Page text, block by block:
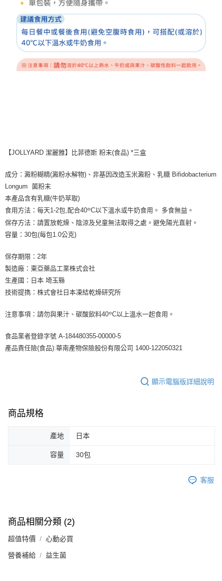
【JOLLYARD 潔麗雅】比菲德斯 粉末(食品) *三盒
成分：澱粉糊精(澱粉水解物)、非基因改造玉米澱粉、乳糖 Bifidobacterium
Longum 菌粉末
本產品含有乳糖(牛奶萃取)
食用方法：每天1-2包,配合40°C以下溫水或牛奶食用。 多食無益。
保存方法：請置放乾燥、陰涼及兒童無法取得之處。避免陽光直射。
容量：30包(每包1.0公克)
保存期限：2年
製造廠：東亞藥品工業株式会社
生產國：日本 埼玉縣
技術提擕：株式會社日本凍結乾燥研究所
注意事項：請勿與果汁、碳酸飲料40°C以上溫水一起食用。
食品業者登錄字號 A-184480355-00000-5
產品責任險(食品):華南產物保險股份有限公司 1400-122050321
顯示電腦版詳細說明
商品規格
產地 日本
容量 30包
客服
商品相關分類 (2)
超值特價 心動必買
營養補給 益生菌